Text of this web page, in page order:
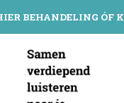
BEHANDELING